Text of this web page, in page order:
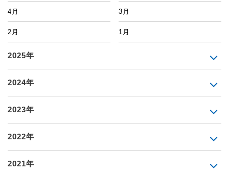
4月 3月
2月 1月
2025年
2024年
2023年
2022年
2021年